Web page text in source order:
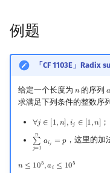
例题
「CF 1103E」Radix
给定一个长度为 𝑛
n的序列𝑎
a
求满足下列条件的整数序列
∀𝑗 ∈ [1,𝑛],𝑖𝑗 ∈ [1,𝑛]
∀j∈[ ,n ],i j∈[ 1,n ] ；
𝑛
∑
𝑗=1
𝑎𝑖𝑗 = 𝑝
∑j = 1na ij=p，这里的加
𝑛 ≤ 105,𝑎𝑖 ≤ 105
n≤105,ai≤105